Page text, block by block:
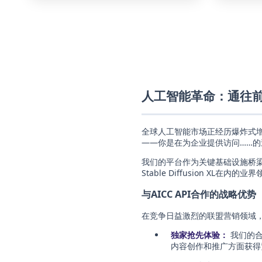
人工智能革命：通往
全球人工智能市场正经历爆炸
——你是在为企业提供访问……
我们的平台作为关键基础设施桥
Stable Diffusion XL在内的业界
与AICC API合作的战略优势
在竞争日益激烈的联盟营销领域
独家抢先体验： 我们的
内容创作和推广方面获